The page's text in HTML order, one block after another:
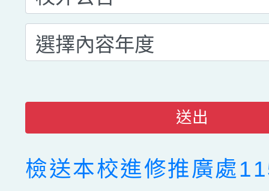
送出
檢送本校進修推廣處